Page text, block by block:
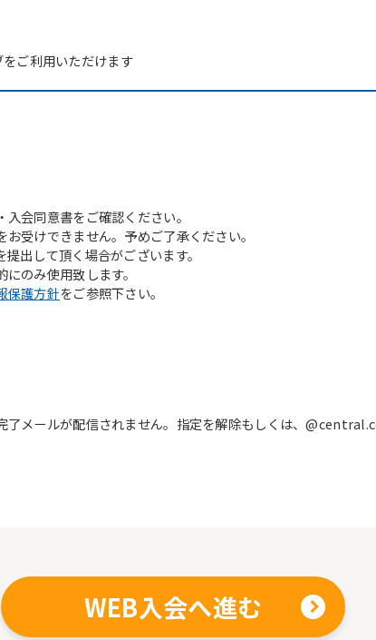
ご利用いただけます
会同意書をご確認ください。
受けできません。予めご了承ください。
出して頂く場合がございます。
のみ使用致します。
保護方針をご参照下さい。
了メールが配信されません。指定を解除もしくは、
WEB入会へ進む
For foreigners
automatic translation) to return to
the top page.
However, if you use an automatic
translation service, the Japanese
version of this website will be
translated mechanically, so it may